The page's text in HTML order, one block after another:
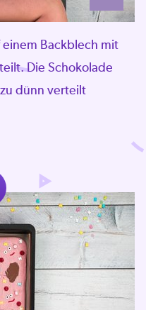
einem Backblech mit
Die Schokolade
dünn verteilt